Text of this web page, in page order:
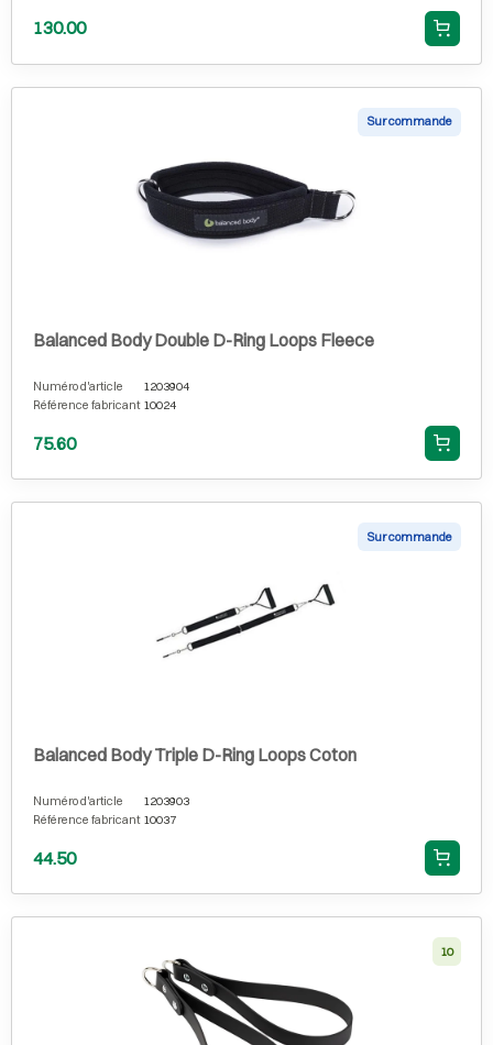
130.00
Sur commande
Balanced Body Double D-Ring Loops Fleece
Numéro d'article
1203904
Référence fabricant 10024
75.60
Sur commande
Balanced Body Triple D-Ring Loops Coton
Numéro d'article
1203903
Référence fabricant 10037
44.50
10